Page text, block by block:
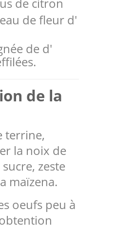
de fleur d'
de d'
de la
terrine,
la noix de
zeste
maïzena.
oeufs peu à